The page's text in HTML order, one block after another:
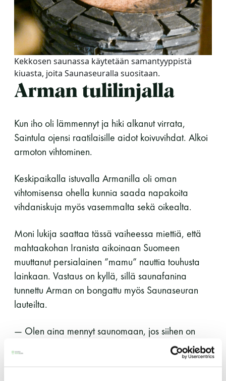
Kekkosen saunassa käytetään samantyyppistä
kiuasta, joita Saunaseuralla suositaan.
Arman tulilinjalla
Kun iho oli lämmennyt ja hiki alkanut virrata,
Saintula ojensi raatilaisille aidot koivuvihdat. Alkoi
armoton vihtominen.
Keskipaikalla istuvalla Armanilla oli oman
vihtomisensa ohella kunnia saada napakoita
vihdaniskuja myös vasemmalta sekä oikealta.
Moni lukija saattaa tässä vaiheessa miettiä, että
mahtaakohan Iranista aikoinaan Suomeen
muuttanut persialainen ”mamu” nauttia touhusta
lainkaan. Vastaus on kyllä, sillä saunafanina
tunnettu Arman on bongattu myös Saunaseuran
lauteilta.
— Olen aina mennyt saunomaan, jos siihen on
siunaantunut mahdollisuus. Teen sitä erityisesti
terveyssyistä sekä meditatiivisesta näkökulmasta.